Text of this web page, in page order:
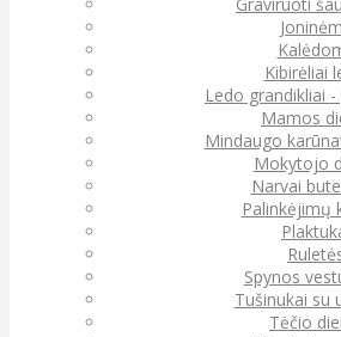
Kibirėliai
Ledo grandikliai
Mamos
Mindaugo
Mokytojo
Narvai
Palinkėjimų
Spynos
Tušinukai su
Tėčio